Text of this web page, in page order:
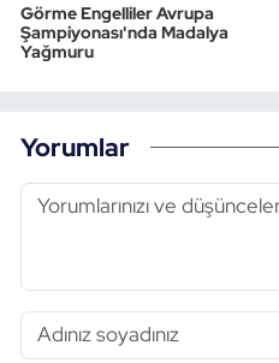
Görme Engelliler Avrupa
Şampiyonası'nda Madalya
Yağmuru
Yorumlar